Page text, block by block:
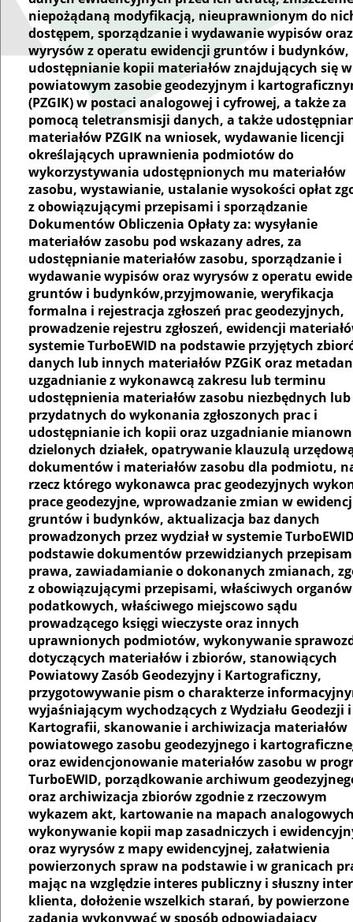
niepożądaną modyfikacją, nieuprawnionym do
dostępem, sporządzanie i wydawanie wypisów oraz
wyrysów z operatu ewidencji gruntów i budynków,
udostępnianie kopii materiałów znajdujących się w
powiatowym zasobie geodezyjnym i
(PZGIK) w postaci analogowej i cyfrowej, a także za
pomocą teletransmisji danych, a także
materiałów PZGIK na wniosek, wydawanie licencji
określających uprawnienia podmiotów do
wykorzystywania udostępnionych mu materiałów
zasobu, wystawianie, ustalanie wysokości opłat
z obowiązującymi przepisami i sporządzanie
Dokumentów Obliczenia Opłaty za: wysyłanie
materiałów zasobu pod wskazany adres, za
udostępnianie materiałów zasobu, sporządzanie i
wydawanie wypisów oraz wyrysów z operatu
gruntów i budynków,przyjmowanie, weryfikacja
formalna i rejestracja zgłoszeń prac geodezyjnych,
prowadzenie rejestru zgłoszeń, ewidencji
systemie TurboEWID na podstawie przyjętych
danych lub innych materiałów PZGiK oraz
uzgadnianie z wykonawcą zakresu lub terminu
udostępnienia materiałów zasobu niezbędnych lub
przydatnych do wykonania zgłoszonych prac i
udostępnianie ich kopii oraz uzgadnianie
dzielonych działek, opatrywanie klauzulą
dokumentów i materiałów zasobu dla podmiotu,
rzecz którego wykonawca prac geodezyjnych
prace geodezyjne, wprowadzanie zmian w
gruntów i budynków, aktualizacja baz danych
prowadzonych przez wydział w systemie
podstawie dokumentów przewidzianych
prawa, zawiadamianie o dokonanych zmianach,
z obowiązującymi przepisami, właściwych organów
podatkowych, właściwego miejscowo sądu
prowadzącego księgi wieczyste oraz innych
uprawnionych podmiotów, wykonywanie
dotyczących materiałów i zbiorów, stanowiących
Powiatowy Zasób Geodezyjny i Kartograficzny,
przygotowywanie pism o charakterze
wyjaśniającym wychodzących z Wydziału Geodezji i
Kartografii, skanowanie i archiwizacja materiałów
powiatowego zasobu geodezyjnego i
oraz ewidencjonowanie materiałów zasobu w
TurboEWID, porządkowanie archiwum
oraz archiwizacja zbiorów zgodnie z rzeczowym
wykazem akt, kartowanie na mapach
wykonywanie kopii map zasadniczych i
oraz wyrysów z mapy ewidencyjnej, załatwienia
powierzonych spraw na podstawie i w granicach
mając na względzie interes publiczny i słuszny
klienta, dołożenie wszelkich starań, by
zadania wykonywać w sposób odpowiadający